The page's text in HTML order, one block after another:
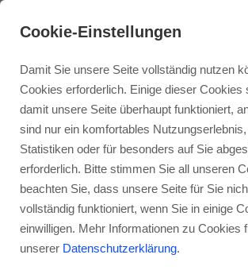
Sofortfinanzierung mit
cleveres Finanzierungsmodell
Risiko als Nutzen?
Cookie-Einstellungen
Damit Sie unsere Seite vollständig nutzen
Cookies erforderlich. Einige dieser Cookies
damit unsere Seite überhaupt funktioniert,
sind nur ein komfortables
Statistiken oder für besonders auf Sie
erforderlich. Bitte stimmen Sie all unseren
beachten Sie, dass unsere Seite für Sie
vollständig funktioniert, wenn Sie in einige
einwilligen. Mehr Informationen zu Cookies
unserer Datenschutzerklärung.